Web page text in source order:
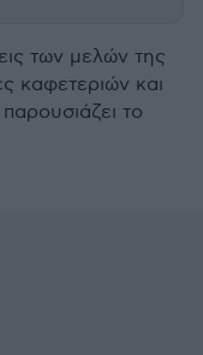
των μελών της
καφετεριών και
το